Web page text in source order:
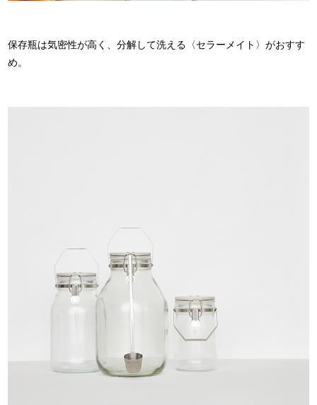
保存瓶は気密性が高く、分解して洗える〈セラーメイト〉がおすす
め。